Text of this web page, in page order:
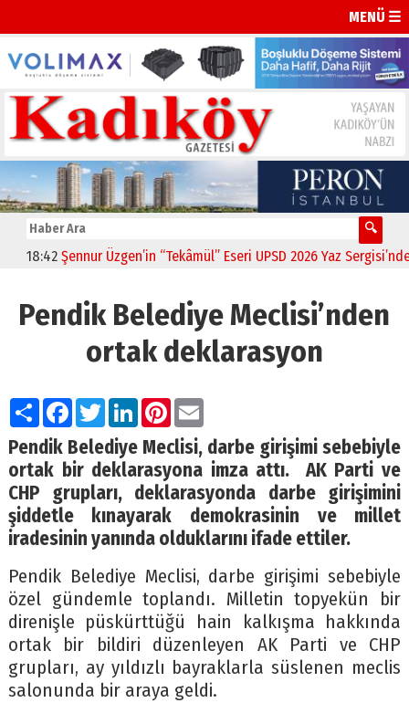
MENÜ ☰
Şennur Üzgen’in “Tekâmül” Eseri UPSD 2026 Yaz Sergisi’nde
Pendik Belediye Meclisi’nden
ortak deklarasyon
PaylaşFacebook
TwitterLinkedIn
Pinterest
Email
Pendik Belediye Meclisi, darbe girişimi sebebiyle
ortak bir deklarasyona imza attı. AK Parti ve
CHP grupları, deklarasyonda darbe girişimini
şiddetle kınayarak demokrasinin ve millet
iradesinin yanında olduklarını ifade ettiler.
Pendik Belediye Meclisi, darbe girişimi sebebiyle
özel gündemle toplandı. Milletin topyekün bir
direnişle püskürttüğü hain kalkışma hakkında
ortak bir bildiri düzenleyen AK Parti ve CHP
grupları, ay yıldızlı bayraklarla süslenen meclis
salonunda bir araya geldi.